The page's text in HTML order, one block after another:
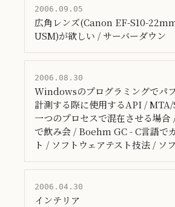
2006.09.05
広角レンズ(Canon EF-S10-
USM)が欲しい / サーバーダウン
2006.08.30
Windowsのプログラミングでパ
計測する際に使用するAPI / MTA/
一つのプロセスで混在させる場合
で飲み会 / Boehm GC - C言語で
ト / ソフトウェアテスト技法 / ソ
2006.04.30
インテリア